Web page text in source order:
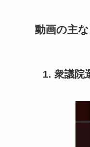
動画の主
1. 衆議院